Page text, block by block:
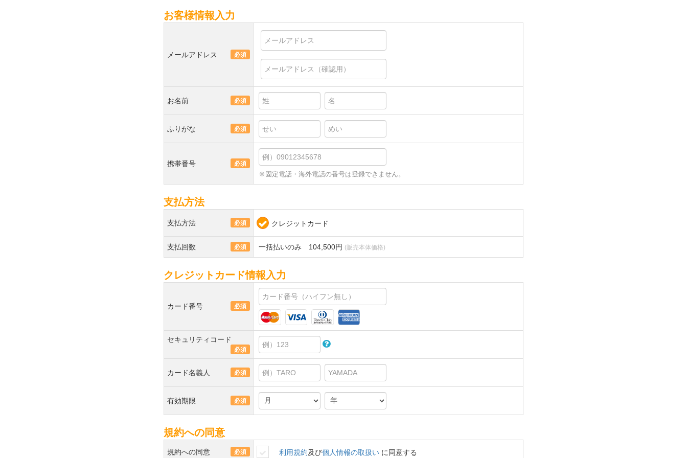
お客様情報入力
メールアドレス 必須
お名前 必須
ふりがな 必須
携帯番号 必須
※固定電話・海外電話の番号は登録できません。
支払方法
支払方法 必須 クレジットカード
支払回数 必須 一括払いのみ 104,500円 (販売本体価格)
クレジットカード情報入力
カード番号 必須
セキュリティコード
必須
カード名義人 必須
有効期限 必須
規約への同意
規約への同意 必須 利用規約及び個人情報の取扱い に同意する